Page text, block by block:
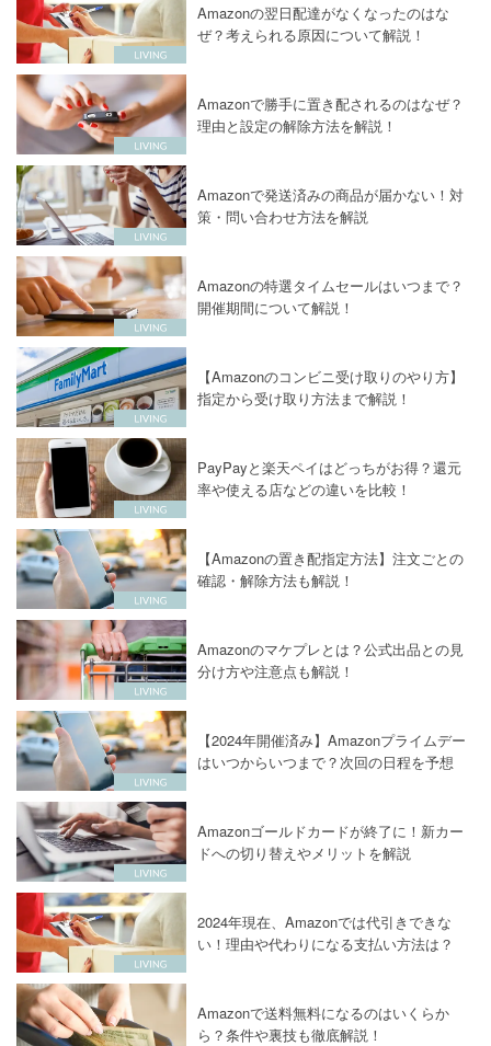
Amazonの翌日配達がなくなったのはな
ぜ？考えられる原因について解説！
Amazonで勝手に置き配されるのはなぜ？
理由と設定の解除方法を解説！
Amazonで発送済みの商品が届かない！対
策・問い合わせ方法を解説
Amazonの特選タイムセールはいつまで？
開催期間について解説！
【Amazonのコンビニ受け取りのやり方】
指定から受け取り方法まで解説！
PayPayと楽天ペイはどっちがお得？還元
率や使える店などの違いを比較！
【Amazonの置き配指定方法】注文ごとの
確認・解除方法も解説！
Amazonのマケプレとは？公式出品との見
分け方や注意点も解説！
【2024年開催済み】Amazonプライムデー
はいつからいつまで？次回の日程を予想
Amazonゴールドカードが終了に！新カー
ドへの切り替えやメリットを解説
2024年現在、Amazonでは代引きできな
い！理由や代わりになる支払い方法は？
Amazonで送料無料になるのはいくらか
ら？条件や裏技も徹底解説！